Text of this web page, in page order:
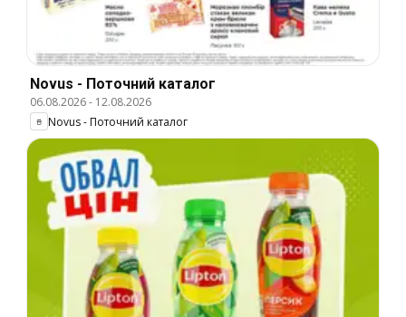
Novus - Поточний каталог
06.08.2026- 12.08.2026
Novus - Поточний каталог